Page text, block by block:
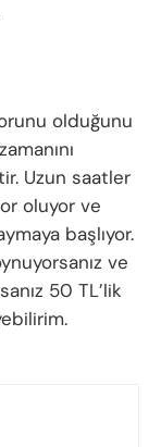
olduğunu
Uzun saatler
oluyor ve
başlıyor.
ve
50 TL’lik